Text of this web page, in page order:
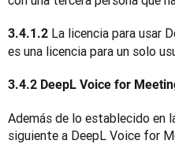
3.4.1.2 La licencia para usar
es una licencia para un solo
3.4.2 DeepL Voice for
Además de lo establecido en
siguiente a DeepL Voice for